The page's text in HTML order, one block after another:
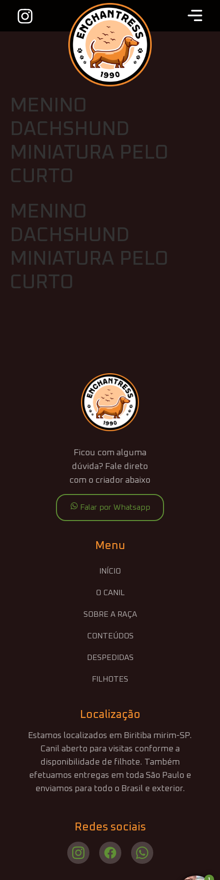
MENINO
DACHSHUND
MINIATURA PELO
CURTO
MENINO
DACHSHUND
MINIATURA PELO
CURTO
Ficou com alguma
dúvida? Fale direto
com o criador abaixo
Falar por Whatsapp
Menu
INÍCIO
O CANIL
SOBRE A RAÇA
CONTEÚDOS
DESPEDIDAS
FILHOTES
Localização
Estamos localizados em Biritiba mirim-SP.
Canil aberto para visitas conforme a
disponibilidade de filhote. Também
efetuamos entregas em toda São Paulo e
enviamos para todo o Brasil e exterior.
Redes sociais